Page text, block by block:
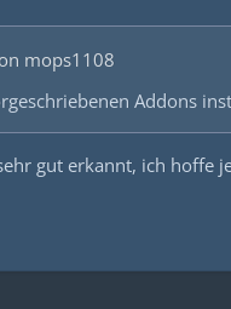
mops1108
Addons
gut erkannt, ich hoffe